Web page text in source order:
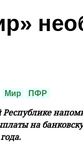
Мир ПФР
на